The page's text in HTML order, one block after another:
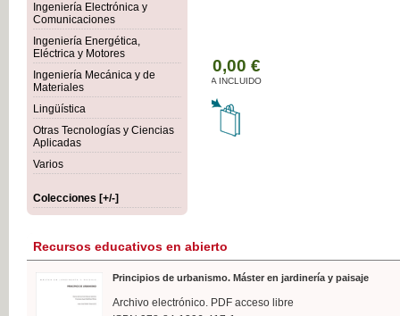
Ingeniería Electrónica y
Comunicaciones
Ingeniería Energética,
Eléctrica y Motores
Ingeniería Mecánica y de
Materiales
Lingüística
Otras Tecnologías y Ciencias
Aplicadas
Varios
Colecciones [+/-]
Recursos educativos en abierto
Principios de urbanismo. Máster en jardinería y paisaje
Archivo electrónico. PDF acceso libre